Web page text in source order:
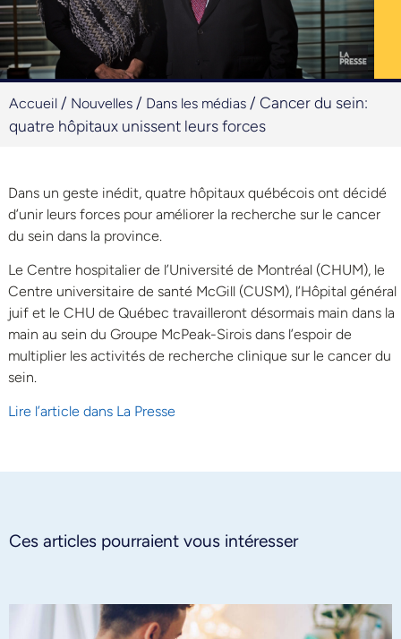
Accueil / Nouvelles / Dans les médias / Cancer du sein:
quatre hôpitaux unissent leurs forces
Dans un geste inédit, quatre hôpitaux québécois ont décidé
d’unir leurs forces pour améliorer la recherche sur le cancer
du sein dans la province.
Le Centre hospitalier de l’Université de Montréal (CHUM), le
Centre universitaire de santé McGill (CUSM), l’Hôpital général
juif et le CHU de Québec travailleront désormais main dans la
main au sein du Groupe McPeak-Sirois dans l’espoir de
multiplier les activités de recherche clinique sur le cancer du
sein.
Lire l’article dans La Presse
Ces articles pourraient vous intéresser